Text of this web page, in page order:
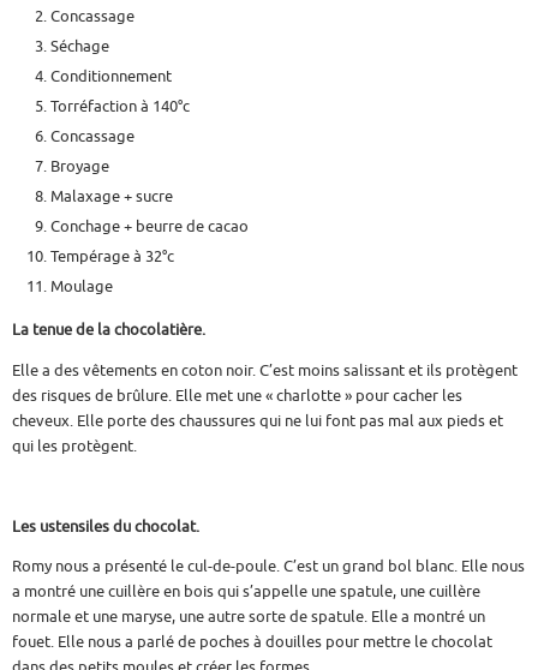
Concassage
Séchage
Conditionnement
Torréfaction à 140°c
Concassage
Broyage
Malaxage + sucre
Conchage + beurre de cacao
Tempérage à 32°c
Moulage
La tenue de la chocolatière.
Elle a des vêtements en coton noir. C’est moins salissant et ils protègent
des risques de brûlure. Elle met une « charlotte » pour cacher les
cheveux. Elle porte des chaussures qui ne lui font pas mal aux pieds et
qui les protègent.
Les ustensiles du chocolat.
Romy nous a présenté le cul-de-poule. C’est un grand bol blanc. Elle nous
a montré une cuillère en bois qui s’appelle une spatule, une cuillère
normale et une maryse, une autre sorte de spatule. Elle a montré un
fouet. Elle nous a parlé de poches à douilles pour mettre le chocolat